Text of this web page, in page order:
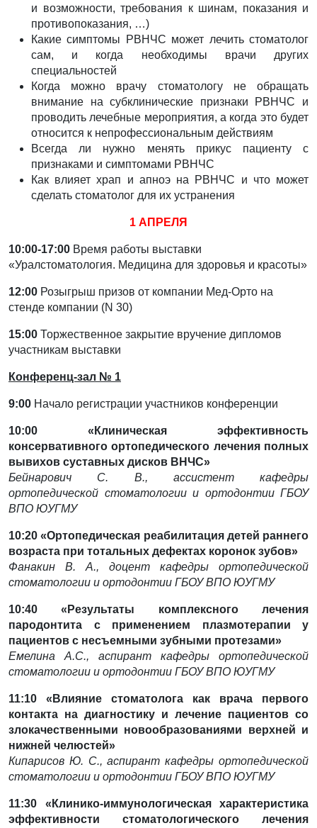
и возможности, требования к шинам, показания и
противопоказания, …)
Какие симптомы РВНЧС может лечить стоматолог
сам, и когда необходимы врачи других
специальностей
Когда можно врачу стоматологу не обращать
внимание на субклинические признаки РВНЧС и
проводить лечебные мероприятия, а когда это будет
относится к непрофессиональным действиям
Всегда ли нужно менять прикус пациенту с
признаками и симптомами РВНЧС
Как влияет храп и апноэ на РВНЧС и что может
сделать стоматолог для их устранения
1 АПРЕЛЯ
10:00-17:00 Время работы выставки
«Уралстоматология. Медицина для здоровья и красоты»
12:00 Розыгрыш призов от компании Мед-Орто на
стенде компании (N 30)
15:00 Торжественное закрытие вручение дипломов
участникам выставки
Конференц-зал № 1
9:00 Начало регистрации участников конференции
10:00 «Клиническая эффективность
консервативного ортопедического лечения полных
вывихов суставных дисков ВНЧС»
Бейнарович С. В., ассистент кафедры
ортопедической стоматологии и ортодонтии ГБОУ
ВПО ЮУГМУ
10:20 «Ортопедическая реабилитация детей раннего
возраста при тотальных дефектах коронок зубов»
Фанакин В. А., доцент кафедры ортопедической
стоматологии и ортодонтии ГБОУ ВПО ЮУГМУ
10:40 «Результаты комплексного лечения
пародонтита с применением плазмотерапии у
пациентов с несъемными зубными протезами»
Емелина А.С., аспирант кафедры ортопедической
стоматологии и ортодонтии ГБОУ ВПО ЮУГМУ
11:10 «Влияние стоматолога как врача первого
контакта на диагностику и лечение пациентов со
злокачественными новообразованиями верхней и
нижней челюстей»
Кипарисов Ю. С., аспирант кафедры ортопедической
стоматологии и ортодонтии ГБОУ ВПО ЮУГМУ
11:30 «Клинико-иммунологическая характеристика
эффективности стоматологического лечения